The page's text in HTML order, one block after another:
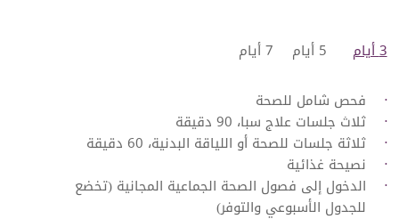
3 أيام ​5 أيام
7 أيام
فحص شامل للصحة
ثلاث جلسات علاج سبا، 90 دقيقة
ثلاثة جلسات للصحة أو اللياقة البدنية، 60 دقيقة
نصيحة غذائية
الدخول إلى فصول الصحة الجماعية المجانية (تخضع
للجدول الأسبوعي والتوفر)